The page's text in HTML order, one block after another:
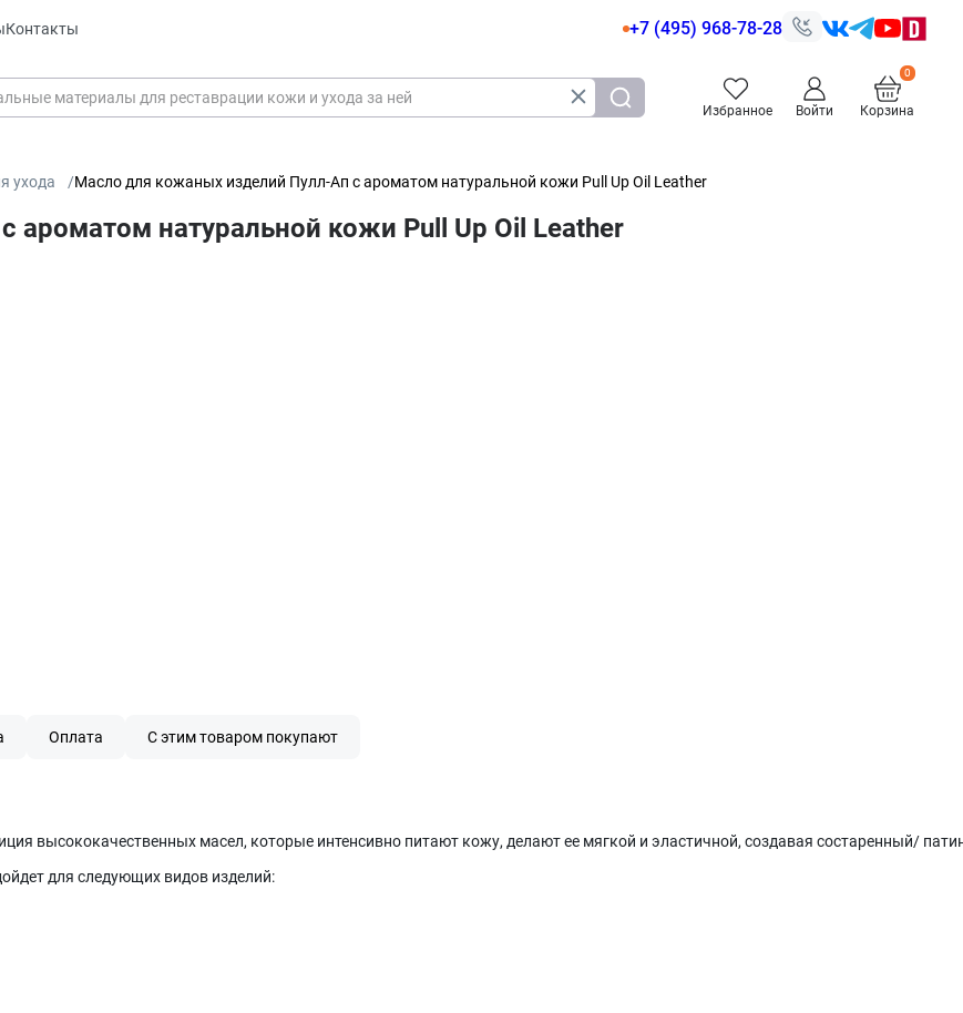
Контакты +7 (495) 968-78-28
Избранное Войти Корзина
ухода Масло для кожаных изделий Пулл-Ап с ароматом натуральной кожи Pull Up Oil Leather
натуральной кожи Pull Up Oil Leather
Оплата С этим товаром покупают
высококачественных масел, которые интенсивно питают кожу, делают ее мягкой и эластичной, создавая состаренный/
для следующих видов изделий: